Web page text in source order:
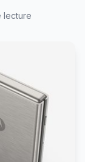
lecture